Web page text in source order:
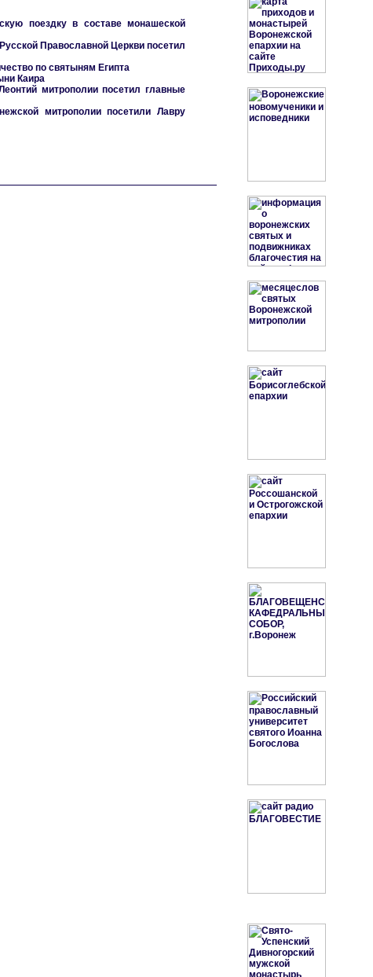
поездку в составе монашеской
Православной Церкви посетил
по святыням Египта
Каира
митрополии посетил главные
митрополии посетили Лавру